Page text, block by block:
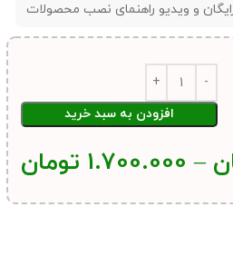
و ویدیو راهنمای نصب محصولات
افزودن به سبد خرید
–
1.700.000 تومان